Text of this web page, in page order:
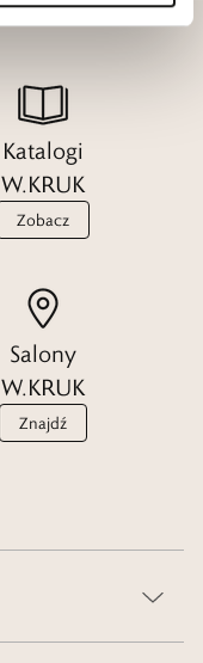
Katalogi
W.KRUK
Zobacz
Salony
W.KRUK
Znajdź